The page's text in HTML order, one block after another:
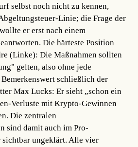
selbst noch nicht zu kennen,
Linie; die Frage der
er erst nach einem
Die härteste Position
(Linke): Die Maßnahmen sollten
gelten, also ohne jede
schließlich der
Max Lucks: Er sieht „schon ein
Verluste mit Krypto-Gewinnen
Die zentralen
sind damit auch im Pro-
ungeklärt. Alle vier